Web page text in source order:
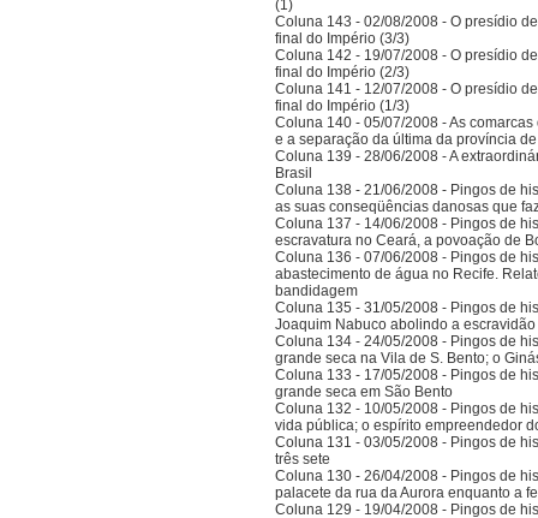
(1)
Coluna 143 - 02/08/2008 - O presídio
final do Império (3/3)
Coluna 142 - 19/07/2008 - O presídio
final do Império (2/3)
Coluna 141 - 12/07/2008 - O presídio
final do Império (1/3)
Coluna 140 - 05/07/2008 - As
e a separação da última da província
Coluna 139 - 28/06/2008 - A
Brasil
Coluna 138 - 21/06/2008 - Pingos de
as suas conseqüências danosas que
Coluna 137 - 14/06/2008 - Pingos de
escravatura no Ceará, a povoação de
Coluna 136 - 07/06/2008 - Pingos de
abastecimento de água no Recife.
bandidagem
Coluna 135 - 31/05/2008 - Pingos de
Joaquim Nabuco abolindo a
Coluna 134 - 24/05/2008 - Pingos de
grande seca na Vila de S. Bento; o
Coluna 133 - 17/05/2008 - Pingos de
grande seca em São Bento
Coluna 132 - 10/05/2008 - Pingos de
vida pública; o espírito empreendedor
Coluna 131 - 03/05/2008 - Pingos de
três sete
Coluna 130 - 26/04/2008 - Pingos de
palacete da rua da Aurora enquanto a
Coluna 129 - 19/04/2008 - Pingos de